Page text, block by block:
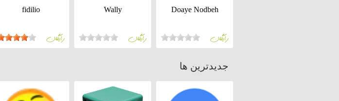
Doaye Nodbeh
رايگان
Wally
رايگان
fidilio
رايگان
جديدترين ها